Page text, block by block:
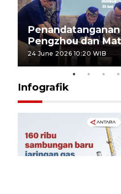
Pengzhou dan
24 June 2026 10:20 WIB
Infografik